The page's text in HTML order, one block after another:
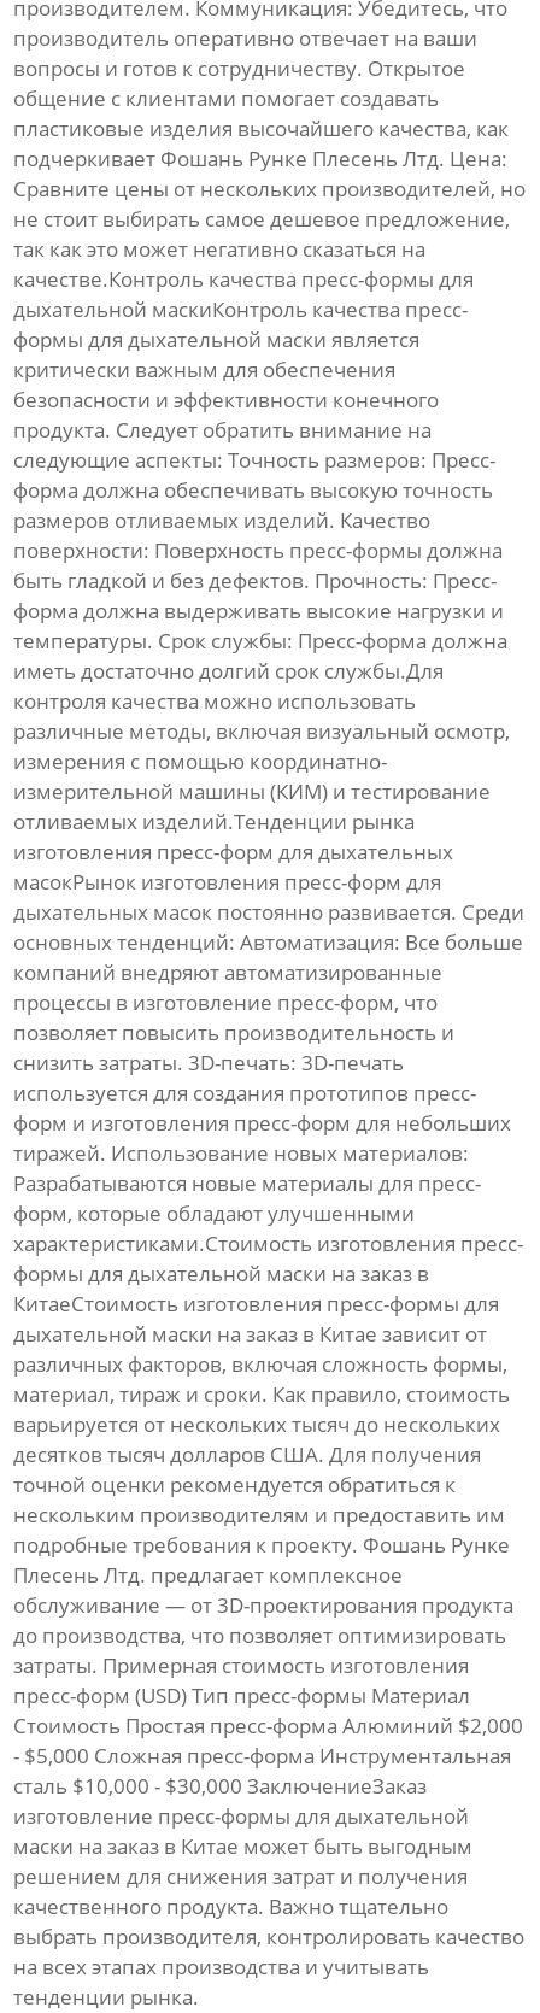
производителем. Коммуникация: Убедитесь, что
производитель оперативно отвечает на ваши
вопросы и готов к сотрудничеству. Открытое
общение с клиентами помогает создавать
пластиковые изделия высочайшего качества, как
подчеркивает Фошань Рунке Плесень Лтд. Цена:
Сравните цены от нескольких производителей, но
не стоит выбирать самое дешевое предложение,
так как это может негативно сказаться на
качестве.Контроль качества пресс-формы для
дыхательной маскиКонтроль качества пресс-
формы для дыхательной маски является
критически важным для обеспечения
безопасности и эффективности конечного
продукта. Следует обратить внимание на
следующие аспекты:Точность размеров: Пресс-
форма должна обеспечивать высокую точность
размеров отливаемых изделий. Качество
поверхности: Поверхность пресс-формы должна
быть гладкой и без дефектов. Прочность: Пресс-
форма должна выдерживать высокие нагрузки и
температуры. Срок службы: Пресс-форма должна
иметь достаточно долгий срок службы.Для
контроля качества можно использовать
различные методы, включая визуальный осмотр,
измерения с помощью координатно-
измерительной машины (КИМ) и тестирование
отливаемых изделий.Тенденции рынка
изготовления пресс-форм для дыхательных
масокРынок изготовления пресс-форм для
дыхательных масок постоянно развивается. Среди
основных тенденций:Автоматизация: Все больше
компаний внедряют автоматизированные
процессы в изготовление пресс-форм, что
позволяет повысить производительность и
снизить затраты.3D-печать: 3D-печать
используется для создания прототипов пресс-
форм и изготовления пресс-форм для небольших
тиражей. Использование новых материалов:
Разрабатываются новые материалы для пресс-
форм, которые обладают улучшенными
характеристиками.Стоимость изготовления пресс-
формы для дыхательной маски на заказ в
КитаеСтоимость изготовления пресс-формы для
дыхательной маски на заказ в Китае зависит от
различных факторов, включая сложность формы,
материал, тираж и сроки. Как правило, стоимость
варьируется от нескольких тысяч до нескольких
десятков тысяч долларов США. Для получения
точной оценки рекомендуется обратиться к
нескольким производителям и предоставить им
подробные требования к проекту. Фошань Рунке
Плесень Лтд. предлагает комплексное
обслуживание — от 3D-проектирования продукта
до производства, что позволяет оптимизировать
затраты. Примерная стоимость изготовления
пресс-форм (USD) Тип пресс-формы Материал
Стоимость Простая пресс-форма Алюминий $2,000
- $5,000 Сложная пресс-форма Инструментальная
сталь $10,000 - $30,000 ЗаключениеЗаказ
изготовление пресс-формы для дыхательной
маски на заказ в Китае может быть выгодным
решением для снижения затрат и получения
качественного продукта. Важно тщательно
выбрать производителя, контролировать качество
на всех этапах производства и учитывать
тенденции рынка.